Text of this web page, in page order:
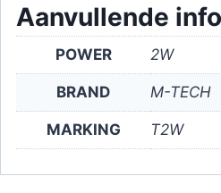
Aanvullende
POWER 2W
BRAND M-TECH
MARKING T2W